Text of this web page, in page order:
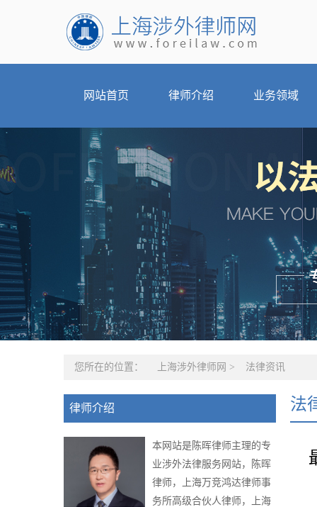
网站首页 律师介绍 业务领域
您所在的位置： 上海涉外律师网 > 法律资讯
律师介绍
本网站是陈晖律师主理的专
业涉外法律服务网站，陈晖
律师，上海万竞鸿达律师事
务所高级合伙人律师，上海
法